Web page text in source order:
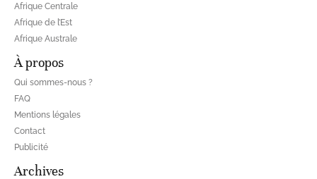
Afrique Centrale
Afrique de l’Est
Afrique Australe
À propos
Qui sommes-nous ?
FAQ
Mentions légales
Contact
Publicité
Archives